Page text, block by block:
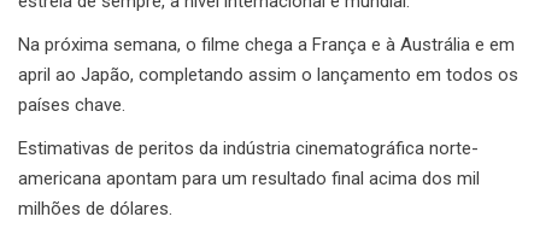
Na próxima semana, o filme chega a França e à Austrália e em
april ao Japão, completando assim o lançamento em todos os
países chave.
Estimativas de peritos da indústria cinematográfica norte-
americana apontam para um resultado final acima dos mil
milhões de dólares.